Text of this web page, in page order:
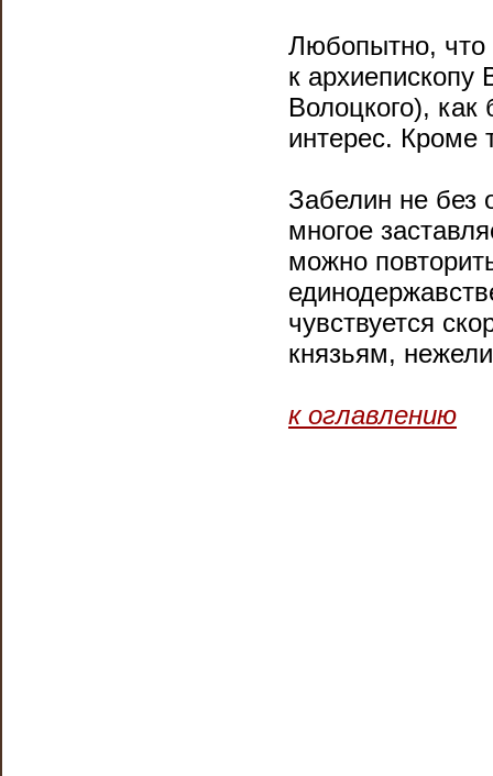
Любопытно,
к архиепископу
Волоцкого), как
интерес. Кроме
Забелин не без
многое
можно
чувствуется
князьям,
к оглавлению